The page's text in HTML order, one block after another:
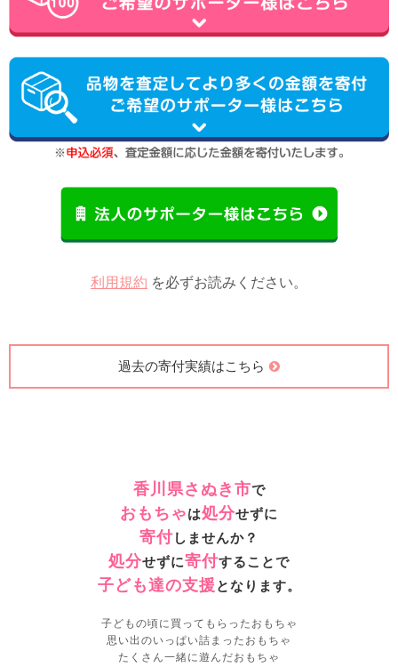
利用規約 を必ずお読みください。
過去の寄付実績はこちら
香川県さぬき市で
おもちゃは処分せずに
寄付しませんか？
処分せずに寄付することで
子ども達の支援 となります。
子どもの頃に買ってもらったおもちゃ
思い出のいっぱい詰まったおもちゃ
たくさん一緒に遊んだおもちゃ